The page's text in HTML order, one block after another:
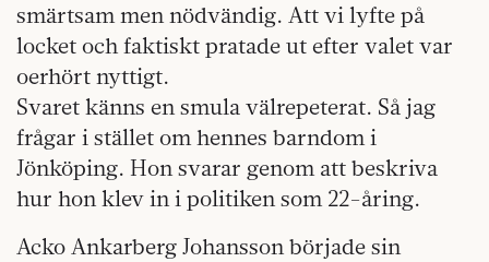
smärtsam men nödvändig. Att vi lyfte på
locket och faktiskt pratade ut efter valet var
oerhört nyttigt.
Svaret känns en smula välrepeterat. Så jag
frågar i stället om hennes barndom i
Jönköping. Hon svarar genom att beskriva
hur hon klev in i politiken som 22-åring.
Acko Ankarberg Johansson började sin